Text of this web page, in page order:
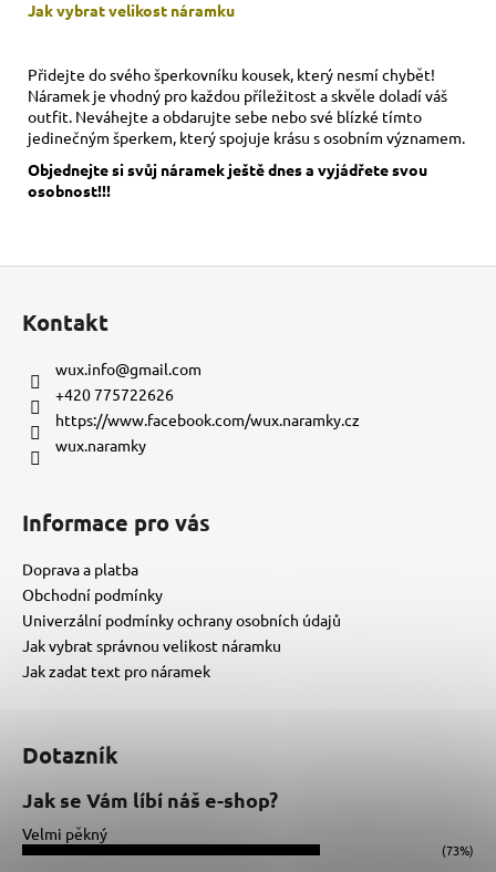
Jak vybrat velikost náramku
Přidejte do svého šperkovníku kousek, který nesmí chybět!
Náramek je vhodný pro každou příležitost a skvěle doladí váš
outfit. Neváhejte a obdarujte sebe nebo své blízké tímto
jedinečným šperkem, který spojuje krásu s osobním významem.
Objednejte si svůj náramek ještě dnes a vyjádřete svou
osobnost!!!
Kontakt
wux.info@gmail.com
+420 775722626
https://www.facebook.com/wux.naramky.cz
wux.naramky
Informace pro vás
Doprava a platba
Obchodní podmínky
Univerzální podmínky ochrany osobních údajů
Jak vybrat správnou velikost náramku
Jak zadat text pro náramek
Dotazník
Jak se Vám líbí náš e-shop?
Velmi pěkný
(73%)